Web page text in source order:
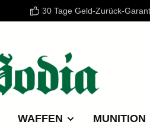
30 Tage Geld-Zurück-
WAFFEN MUNITION